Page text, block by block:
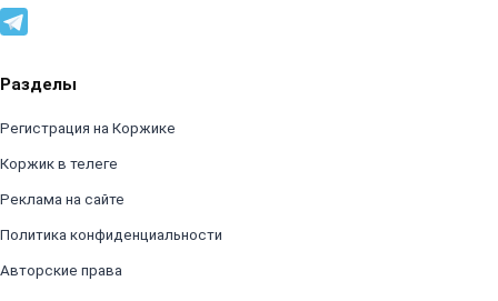
Разделы
Регистрация на Коржике
Коржик в телеге
Реклама на сайте
Политика конфиденциальности
Авторские права